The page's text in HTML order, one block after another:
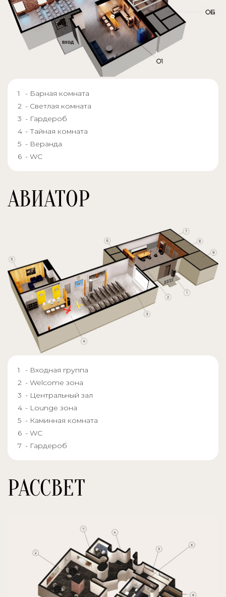
- Барная комната
- Светлая комната
- Гардероб
- Тайная комната
- Веранда
- WC
АВИАТОР
- Входная группа
- Welcome зона
- Центральный зал
- Lounge зона
- Каминная комната
- WC
- Гардероб
РАССВЕТ